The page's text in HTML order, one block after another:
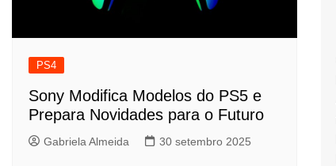
PS4
Sony Modifica Modelos do PS5 e
Prepara Novidades para o Futuro
Gabriela Almeida 30 setembro 2025